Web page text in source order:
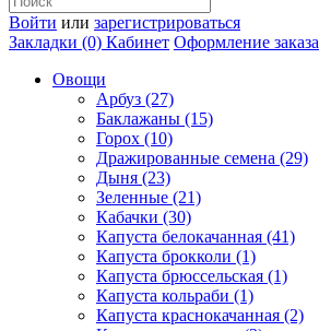
Войти или зарегистрироваться
Закладки (0) Кабинет Оформление заказа
Овощи
Арбуз (27)
Баклажаны (15)
Горох (10)
Дражированные семена (29)
Дыня (23)
Зеленные (21)
Кабачки (30)
Капуста белокачанная (41)
Капуста брокколи (1)
Капуста брюссельская (1)
Капуста кольраби (1)
Капуста краснокачанная (2)